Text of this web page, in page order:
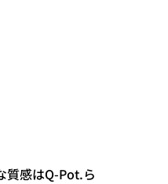
質感はQ-Pot.ら